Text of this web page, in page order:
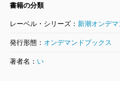
書籍の分類
レーベル・シリーズ： 新潮オンデ
発行形態： オンデマンドブックス
著者名： い